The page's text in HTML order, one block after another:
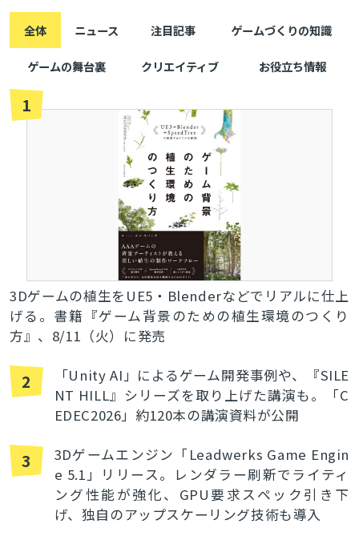
全体 ニュース 注目記事 ゲームづくりの知識
ゲームの舞台裏 クリエイティブ お役立ち情報
1
3Dゲームの植生をUE5・Blenderなどでリアルに仕上
げる。書籍『ゲーム背景のための植生環境のつくり
方』、8/11（火）に発売
2
「Unity AI」によるゲーム開発事例や、『SILE
NT HILL』シリーズを取り上げた講演も。「C
EDEC2026」約120本の講演資料が公開
3
3Dゲームエンジン「Leadwerks Game Engin
e 5.1」リリース。レンダラー刷新でライティ
ング性能が強化、GPU要求スペック引き下
げ、独自のアップスケーリング技術も導入